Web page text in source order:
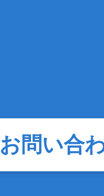
お問い合